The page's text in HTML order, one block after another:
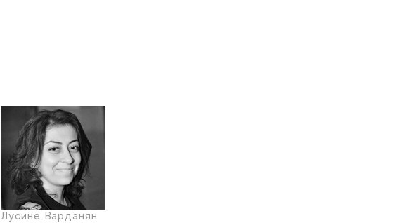
Лусине Варданян